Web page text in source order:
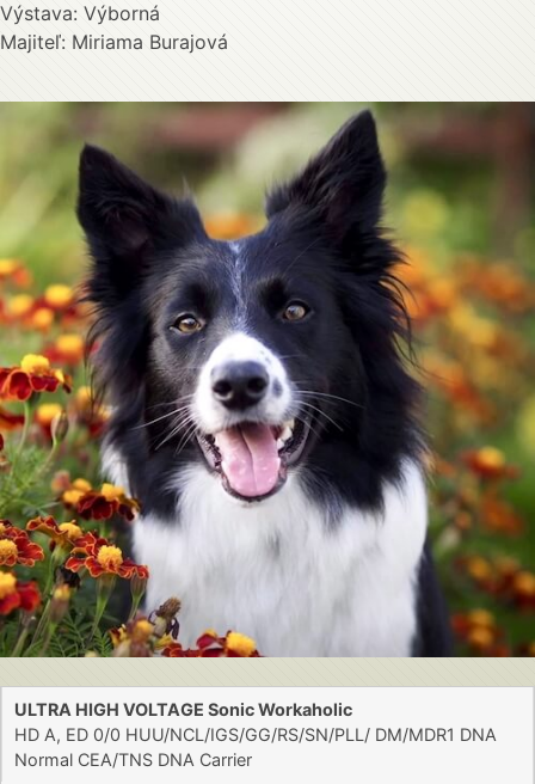
Výstava: Výborná
Majiteľ: Miriama Burajová
ULTRA HIGH VOLTAGE Sonic Workaholic
HD A, ED 0/0 HUU/NCL/IGS/GG/RS/SN/PLL/ DM/MDR1 DNA
Normal CEA/TNS DNA Carrier